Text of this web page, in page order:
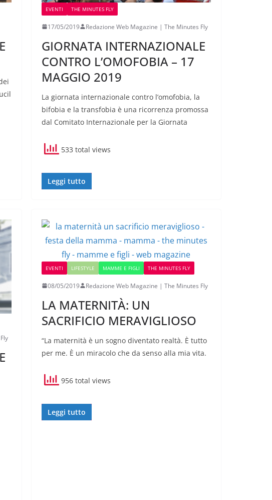
EVENTI THE MINUTES FLY
17/05/2019 Redazione Web Magazine | The Minutes Fly
GIORNATA INTERNAZIONALE
CONTRO L’OMOFOBIA – 17
MAGGIO 2019
La giornata internazionale contro l’omofobia, la
bifobia e la transfobia è una ricorrenza promossa
dal Comitato Internazionale per la Giornata
533 total views
Leggi tutto
EVENTI LIFESTYLE MAMME E FIGLI THE MINUTES FLY
08/05/2019 Redazione Web Magazine | The Minutes Fly
LA MATERNITÀ: UN
SACRIFICIO MERAVIGLIOSO
“La maternità è un sogno diventato realtà. È tutto
per me. È un miracolo che da senso alla mia vita.
956 total views
Leggi tutto